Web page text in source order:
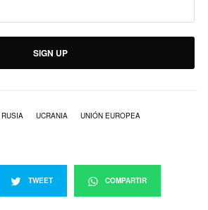
SIGN UP
RUSIA UCRANIA UNIÓN EUROPEA
TWEET COMPARTIR